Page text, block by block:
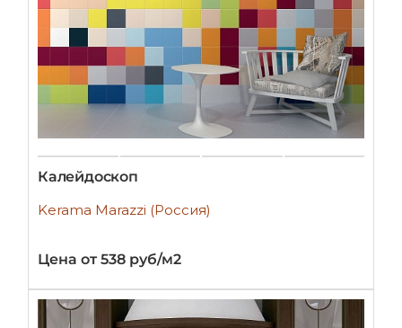
Калейдоскоп
Kerama Marazzi (Россия)
Цена от 538 руб/м2